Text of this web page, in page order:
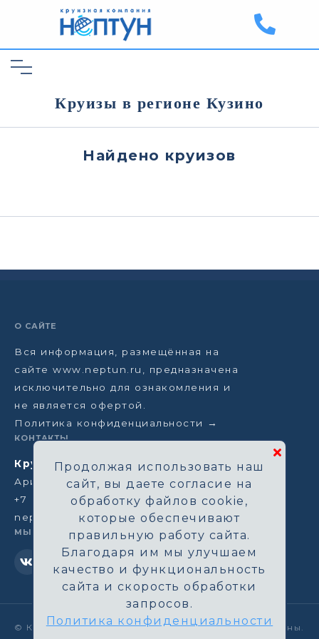
Круизы в регионе Кузино
Найдено круизов
О САЙТЕ
Вся информация, размещённая на
сайте www.neptun.ru, предназначена
исключительно для ознакомления и
не является офертой.
Политика конфиденциальности →
КОНТАКТЫ
Круизная компания Нептун
Аристарховский пер, 3/1, Москва
+7 (964) 583-14-96
neptun@aha.ru
МЫ В СЕТИ
© Круизная компания Нептун. Все права защищены.
Продолжая использовать наш
сайт, вы даете согласие на
обработку файлов cookie,
которые обеспечивают
правильную работу сайта.
Благодаря им мы улучшаем
качество и функциональность
сайта и скорость обработки
запросов.
Политика конфиденциальности